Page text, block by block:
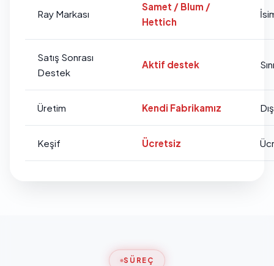
Ray Markası
Samet / Blum /
Hettich
Satış Sonrası
Destek
Aktif destek
Üretim Kendi Fabrikamız
Keşif Ücretsiz
SÜREÇ